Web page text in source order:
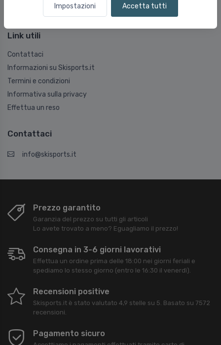
Impostazioni Accetta tutti
Link utili
Contattaci
Informazioni su Skisports.it
Termini e condizioni
Informativa sulla privacy
Effettua un reso
Contattaci
info@skisports.it
Prezzo garantito
Garanzia del prezzo su tutti gli articoli
Lo avete trovato a meno? Eguagliamo il prezzo!
Consegna in 3-6 giorni lavorativi
Effettua un ordine prima delle 18:00 nei giorni feriali e
spediamo lo stesso giorno (entro le 16:30 il venerdì).
Recensioni positive
Skisports.it è stato valutato 4,9 stelle su 5. Basato su 7572
recensioni.
Pagamento sicuro